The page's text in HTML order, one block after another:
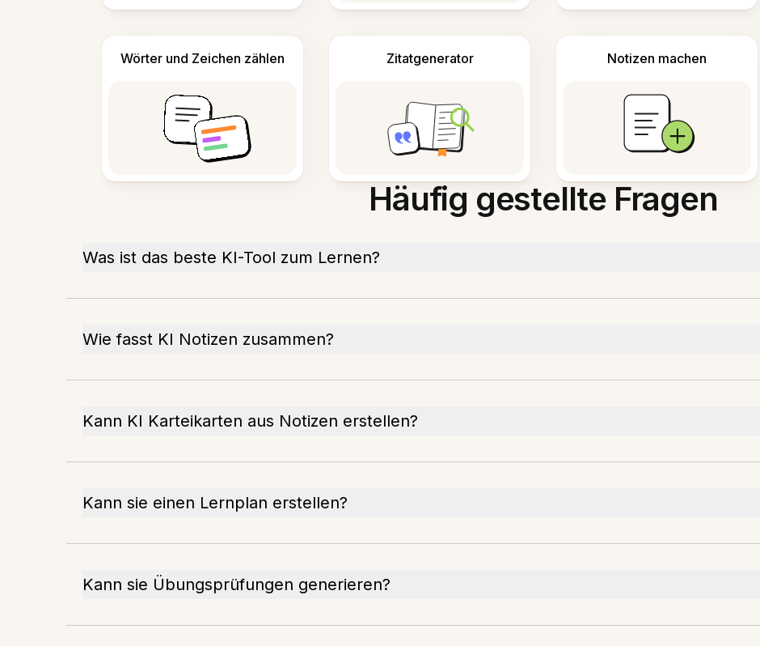
Wörter und Zeichen zählen Zitatgenerator Notizen machen
Häufig gestellte Fragen
Was ist das beste KI-Tool zum Lernen?
Wie fasst KI Notizen zusammen?
Kann KI Karteikarten aus Notizen erstellen?
Kann sie einen Lernplan erstellen?
Kann sie Übungsprüfungen generieren?